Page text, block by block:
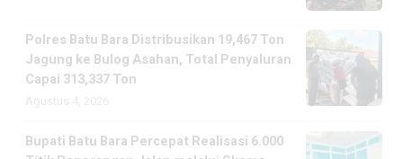
Polres Batu Bara Distribusikan 19,467 Ton
Jagung ke Bulog Asahan, Total Penyaluran
Capai 313,337 Ton
Bupati Batu Bara Percepat Realisasi 6.000